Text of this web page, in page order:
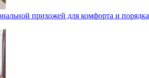
прихожей для комфорта и порядка